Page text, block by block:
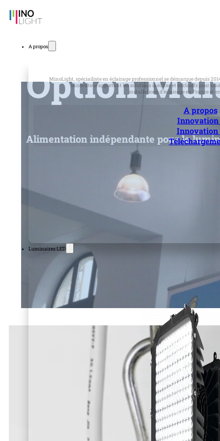
A propos
MinoLight, spéciailiste en éclairage professionnel se démarque depuis
innovateur apportant les solutions inédites et exclusifs pour
installations d'éclairage en France et
A propos
Innovation
Innovation
Luminaires LED
Option
Alimentation indépendante pour le